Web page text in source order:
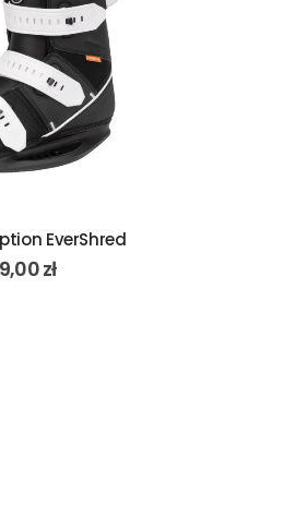
EverShred
zł